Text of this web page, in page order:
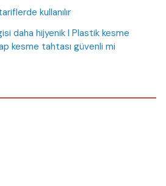
kullanılır
daha hijyenik I Plastik kesme
kesme tahtası güvenli mi